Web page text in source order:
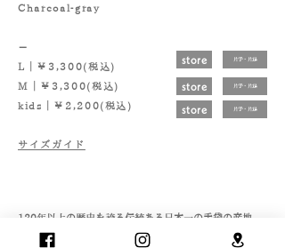
Charcoal-gray
－
L｜￥3,300(税込)
M｜￥3,300(税込)
kids｜￥2,200(税込)
​​サイズガイド
store
store
store
片手・片足
片手・片足
片手・片足
120年以上の歴史を誇る伝統ある日本一の手袋の産地、
香川県東かがわ市の職人が1点1点心を込めて丁寧に作っ